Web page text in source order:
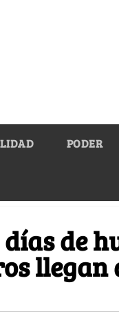
PODER
días de
llegan